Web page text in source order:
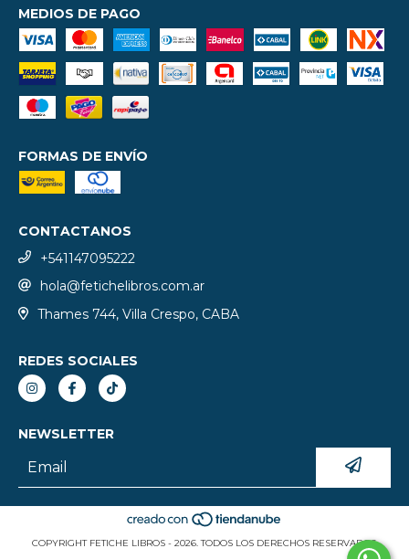
MEDIOS DE PAGO
FORMAS DE ENVÍO
CONTACTANOS
+541147095222
hola@fetichelibros.com.ar
Thames 744, Villa Crespo, CABA
REDES SOCIALES
NEWSLETTER
COPYRIGHT FETICHE LIBROS - 2026. TODOS LOS DERECHOS RESERVADOS.